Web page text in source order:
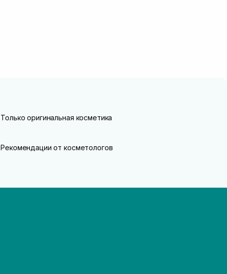
Только оригинальная косметика
Рекомендации от косметологов